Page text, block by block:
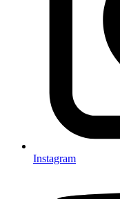
Instagram